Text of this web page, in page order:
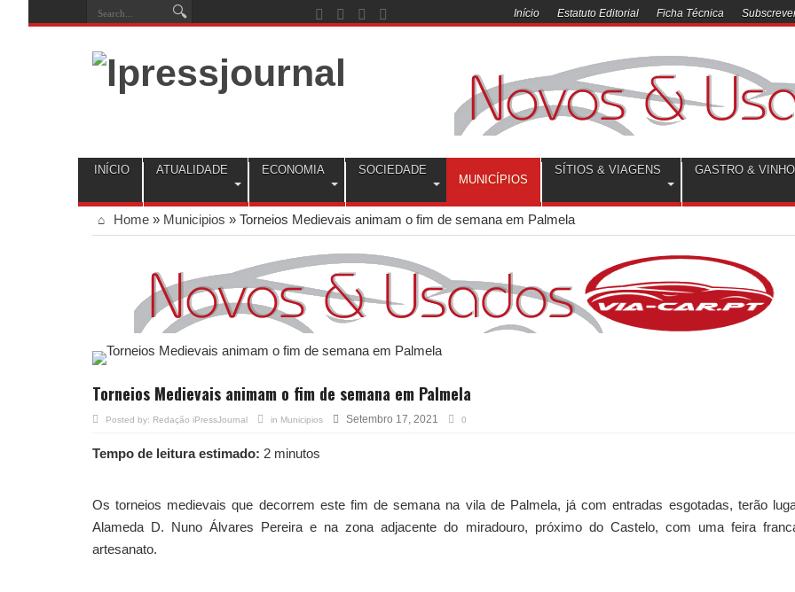
Início Estatuto Editorial Ficha Técnica
INÍCIO ATUALIDADE ECONOMIA SOCIEDADE
MUNICÍPIOS
SÍTIOS & VIAGENS GASTRO &
Home » Municipios » Torneios Medievais animam o fim de semana em Palmela
Torneios Medievais animam o fim de semana em Palmela
Posted by: Redação iPressJournal in Municipios Setembro 17, 2021 0
Tempo de leitura estimado: 2 minutos
Os torneios medievais que decorrem este fim de semana na vila de Palmela, já com entradas esgotadas, terão
Alameda D. Nuno Álvares Pereira e na zona adjacente do miradouro, próximo do Castelo, com uma feira
artesanato.